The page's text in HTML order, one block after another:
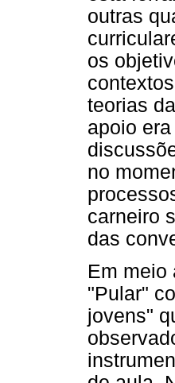
outras
os
teorias
apoio
no
carneiro
das
Em meio
"Pular"
jovens"